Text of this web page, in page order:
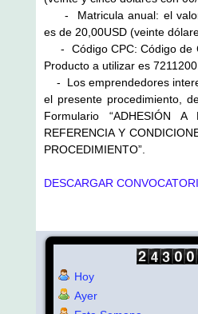
- Matricula anual: el valor
es de 20,00USD (veinte
- Código CPC: Código de
Producto a utilizar es
- Los emprendedores
el presente procedimiento,
Formulario “ADHESIÓN
REFERENCIA Y
PROCEDIMIENTO”.
DESCARGAR
Hoy
Ayer